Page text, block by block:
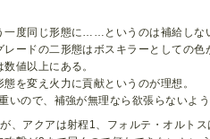
一度同じ形態に……というのは補給しな
ードの二形態はボスキラーとしての色
値以上にある。
を変え火力に貢献というのが理想。
いので、補強が無理なら欲張らないよ
、アクアは射程1、フォルテ・オルト